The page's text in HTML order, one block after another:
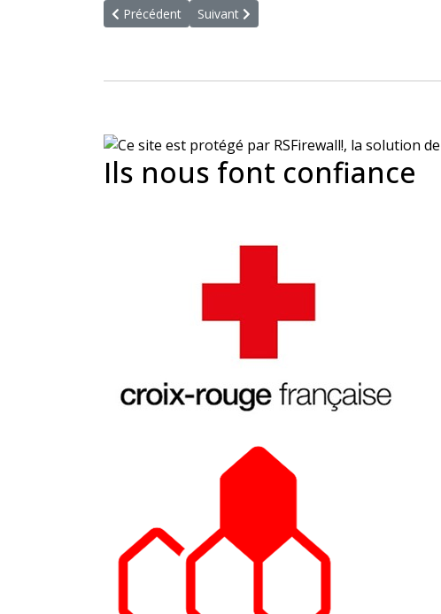
Article précédent : Le coaching opérationnel en ESSMS
Précédent Article suivant : Réussir son auto-évaluation
Suivant
Ils nous font confiance